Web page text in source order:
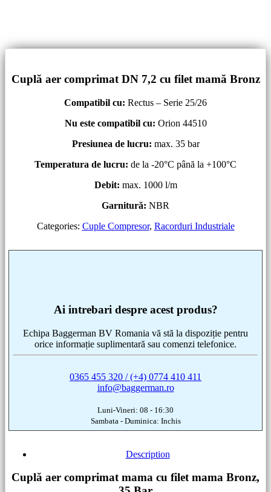
Cuplă aer comprimat DN 7,2 cu filet mamă Bronz
Compatibil cu: Rectus – Serie 25/26
Nu este compatibil cu: Orion 44510
Presiunea de lucru: max. 35 bar
Temperatura de lucru: de la -20°C până la +100°C
Debit: max. 1000 l/m
Garnitură: NBR
Categories: Cuple Compresor, Racorduri Industriale
Ai intrebari despre acest produs?
Echipa Baggerman BV Romania vă stă la dispoziție pentru
orice informație suplimentară sau comenzi telefonice.
0365 455 320 / (+4) 0774 410 411
info@baggerman.ro
Luni-Vineri: 08 - 16:30
Sambata - Duminica: Inchis
Description
Cuplă aer comprimat mama cu filet mama Bronz,